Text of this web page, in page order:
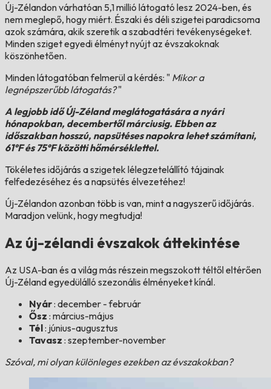
Új-Zélandon várhatóan 5,1 millió látogató lesz 2024-ben, és
nem meglepő, hogy miért. Északi és déli szigetei paradicsoma
azok számára, akik szeretik a szabadtéri tevékenységeket.
Minden sziget egyedi élményt nyújt az évszakoknak
köszönhetően.
Minden látogatóban felmerül a kérdés: " Mikor a
legnépszerűbb látogatás?"
A legjobb idő Új-Zéland meglátogatására a nyári
hónapokban, decembertől márciusig. Ebben az
időszakban hosszú, napsütéses napokra lehet számítani,
61°F és 75°F közötti hőmérséklettel.
Tökéletes időjárás a szigetek lélegzetelállító tájainak
felfedezéséhez és a napsütés élvezetéhez!
Új-Zélandon azonban több is van, mint a nagyszerű időjárás.
Maradjon velünk, hogy megtudja!
Az új-zélandi évszakok áttekintése
Az USA-ban és a világ más részein megszokott téltől eltérően
Új-Zéland egyedülálló szezonális élményeket kínál.
Nyár: december - február
Ősz : március-május
Tél: június-augusztus
Tavasz : szeptember-november
Szóval, mi olyan különleges ezekben az évszakokban?